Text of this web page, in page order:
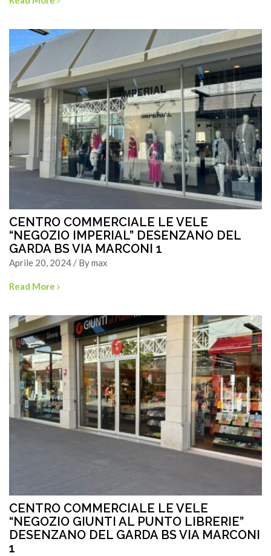
CENTRO COMMERCIALE LE VELE
“NEGOZIO IMPERIAL” DESENZANO DEL
GARDA BS VIA MARCONI 1
Aprile 20, 2024 / By max
Read More
CENTRO COMMERCIALE LE VELE
“NEGOZIO GIUNTI AL PUNTO LIBRERIE”
DESENZANO DEL GARDA BS VIA MARCONI
1